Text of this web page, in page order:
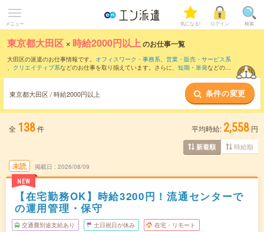
メニュー 気になる! ログイン 検索
東京都大田区 × 時給2000円以上のお仕事一覧
大田区の派遣のお仕事情報です。 オフィスワーク・事務系、 営業・販売・サービス系
、 クリエイティブ系などのお仕事を取り揃えています。さらに、 短期 ・ 単発などの期
東京都大田区 / 時給2000円以上 条件の変更
全 138件 平均時給: 2,558 円
新着順 時給順
未読
NEW
掲載日 2026/08/09
【在宅勤務OK】時給3200円！流通センターで
の運用管理・保守
交通費別途支給あり 土日祝日が休み 在宅・リモート